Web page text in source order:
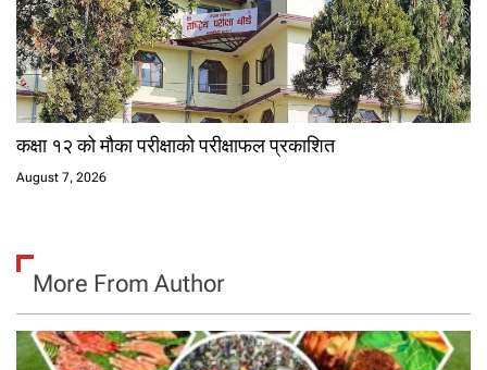
कक्षा १२ को मौका परीक्षाको परीक्षाफल प्रकाशित
August 7, 2026
More From Author